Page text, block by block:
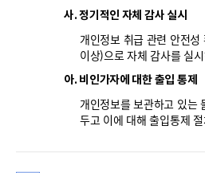
사. 정기적인 자체 감사 실시
개인정보 취급 관련 안전
이상)으로 자체 감사를 실
아. 비인가자에 대한 출입 통제
개인정보를 보관하고 있는
두고 이에 대해 출입통제